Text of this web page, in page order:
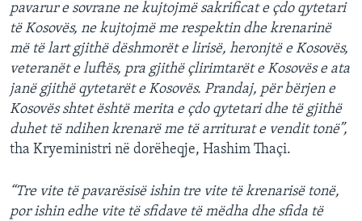
pavarur e sovrane ne kujtojmë sakrificat e çdo qytetari
të Kosovës, ne kujtojmë me respektin dhe krenarinë
më të lart gjithë dëshmorët e lirisë, heronjtë e Kosovës,
veteranët e luftës, pra gjithë çlirimtarët e Kosovës e ata
janë gjithë qytetarët e Kosovës. Prandaj, për bërjen e
Kosovës shtet është merita e çdo qytetari dhe të gjithë
duhet të ndihen krenarë me të arriturat e vendit tonë”,
tha Kryeministri në dorëheqje, Hashim Thaçi.
“Tre vite të pavarësisë ishin tre vite të krenarisë tonë,
por ishin edhe vite të sfidave të mëdha dhe sfida të